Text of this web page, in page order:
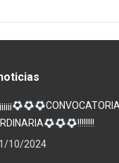
!!!!!!!!
10/2024